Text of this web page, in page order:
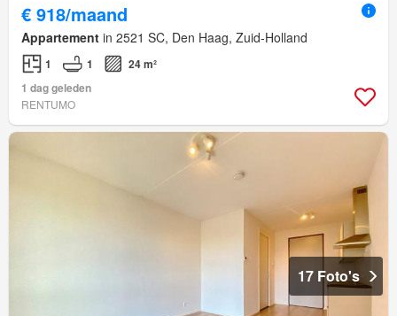
€ 918/maand
Appartement in 2521 SC, Den Haag, Zuid-Holland
1 1
24 m²
1 dag geleden
RENTUMO
17 Foto's